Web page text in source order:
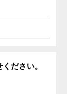
ださい。